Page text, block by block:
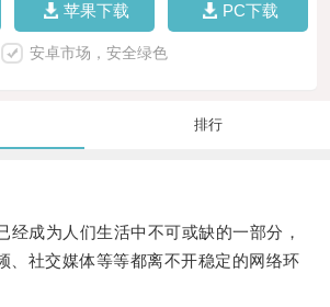
苹果下载 PC下载
安卓市场，安全绿色
排行
成为人们生活中不可或缺的一部分，
、社交媒体等等都离不开稳定的网络环